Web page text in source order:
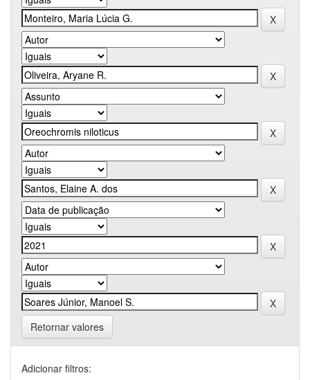
Retornar valores
Adicionar filtros: